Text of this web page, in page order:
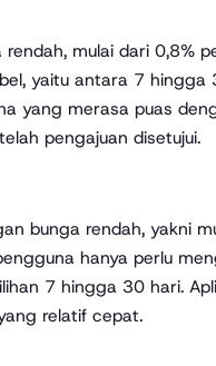
mulai dari 0,8%
yaitu antara 7 hingga
yang merasa puas
pengajuan disetujui.
bunga rendah, yakni
hanya perlu
7 hingga 30 hari.
relatif cepat.